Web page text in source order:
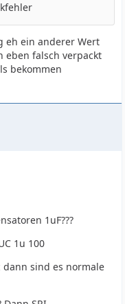
eh ein anderer Wert
eben falsch verpackt
bekommen
1uF???
1u 100
dann sind es normale